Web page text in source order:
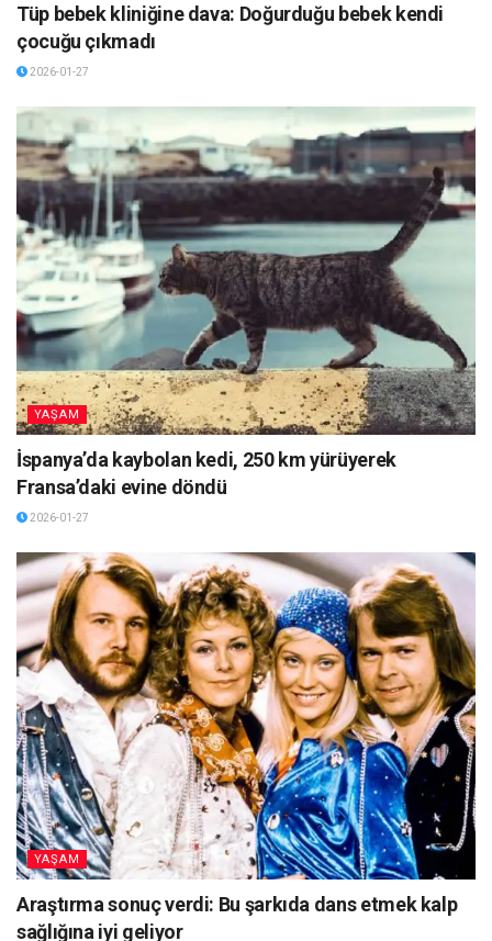
Tüp bebek kliniğine dava: Doğurduğu bebek kendi
çocuğu çıkmadı
2026-01-27
YAŞAM
İspanya’da kaybolan kedi, 250 km yürüyerek
Fransa’daki evine döndü
2026-01-27
YAŞAM
Araştırma sonuç verdi: Bu şarkıda dans etmek kalp
sağlığına iyi geliyor